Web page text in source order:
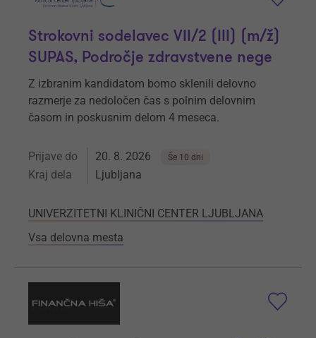
Strokovni sodelavec VII/2 (III) (m/ž)
SUPAS, Področje zdravstvene nege
Z izbranim kandidatom bomo sklenili delovno
razmerje za nedoločen čas s polnim delovnim
časom in poskusnim delom 4 meseca.
Prijave do 20. 8. 2026 Še 10 dni
Kraj dela Ljubljana
UNIVERZITETNI KLINIČNI CENTER LJUBLJANA
Vsa delovna mesta